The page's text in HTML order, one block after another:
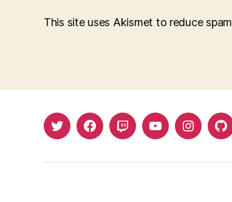
This site uses Akismet to reduce
TwitterFacebookTwitchYoutube